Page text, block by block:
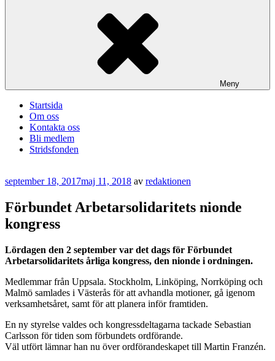
Meny
Startsida
Om oss
Kontakta oss
Bli medlem
Stridsfonden
Publicerat
september 18, 2017maj 11, 2018 av redaktionen
Förbundet Arbetarsolidaritets nionde
kongress
Lördagen den 2 september var det dags för Förbundet
Arbetarsolidaritets årliga kongress, den nionde i ordningen.
Medlemmar från Uppsala. Stockholm, Linköping, Norrköping och
Malmö samlades i Västerås för att avhandla motioner, gå igenom
verksamhetsåret, samt för att planera inför framtiden.
En ny styrelse valdes och kongressdeltagarna tackade Sebastian
Carlsson för tiden som förbundets ordförande.
Väl utfört lämnar han nu över ordförandeskapet till Martin Franzén.